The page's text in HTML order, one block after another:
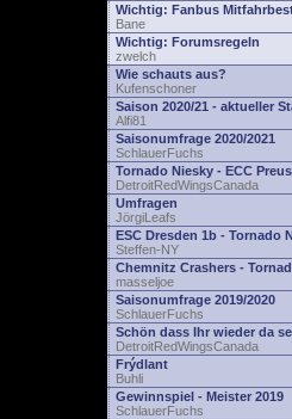
Wichtig: Fanbus
Bane
Wichtig: Forumsregeln
zwelch
Wie schauts aus?
Kufenschoner
Saison 2020/21 - aktueller
Alfi81
Saisonumfrage 2020/2021
SchlauerFuchs
Tornado Niesky - ECC
DetroitRedWingsCanada
Umfragen
JörgiLeafs
ESC Dresden 1b - Tornado
Steffen-NY
Chemnitz Crashers -
masseljoe
Saisonumfrage 2019/2020
SchlauerFuchs
Schön dass Ihr wieder da
DetroitRedWingsCanada
Frýdlant
Buhli
Gewinnspiel - Meister 2019
SchlauerFuchs